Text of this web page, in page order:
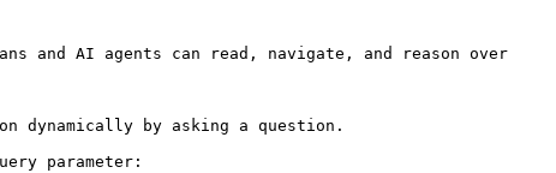
and AI agents can read, navigate, and reason over
dynamically by asking a question.
parameter: